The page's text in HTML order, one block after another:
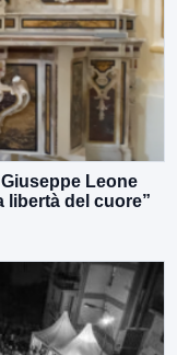
Leone
libertà del cuore”